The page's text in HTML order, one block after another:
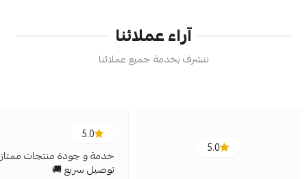
آراء عملائنا
نتشرف بخدمة جميع عملائنا
5.0
5.0
خدمة و جودة منتجات
توصيل سريع 🚚